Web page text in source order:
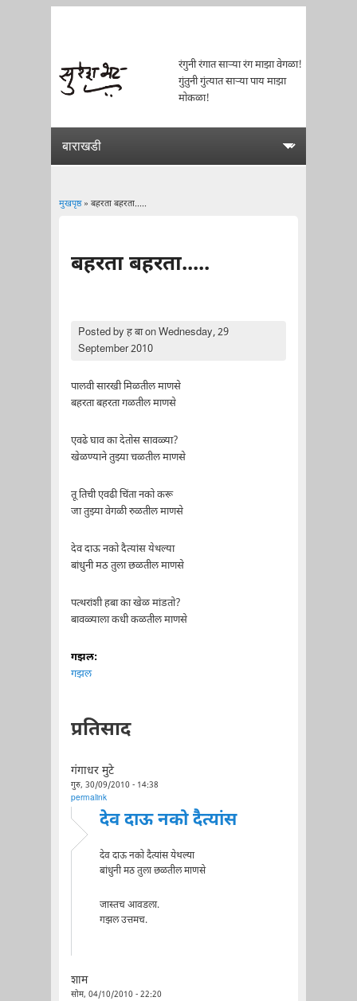
रंगुनी रंगात साऱ्या रंग माझा वेगळा!
गुंतुनी गुंत्यात साऱ्या पाय माझा
मोकळा!
मुखपृष्ठ» बहरता बहरता.....
बहरता बहरता.....
Posted byह बाon Wednesday, 29
September 2010
पालवी सारखी मिळतील माणसे
बहरता बहरता गळतील माणसे
एवढे घाव का देतोस सावळ्या?
खेळण्याने तुझ्या चळतील माणसे
तू तिची एवढी चिंता नको करू
जा तुझ्या वेगळी रुळतील माणसे
देव दाऊ नको दैत्यांस येथल्या
बांधुनी मठ तुला छळतील माणसे
पत्थरांशी हबा का खेळ मांडतो?
बावळ्याला कधी कळतील माणसे
गझल:
गझल
प्रतिसाद
गंगाधर मुटे
गुरु, 30/09/2010 - 14:38
permalink
देव दाऊ नको दैत्यांस
देव दाऊ नको दैत्यांस येथल्या
बांधुनी मठ तुला छळतील माणसे
जास्तच आवडला.
गझल उत्तमच.
शाम
सोम, 04/10/2010 - 22:20